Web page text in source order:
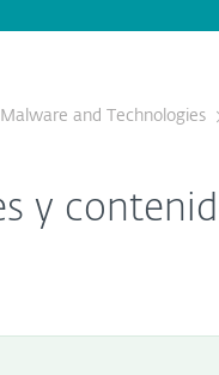
Malware and Technologies
y